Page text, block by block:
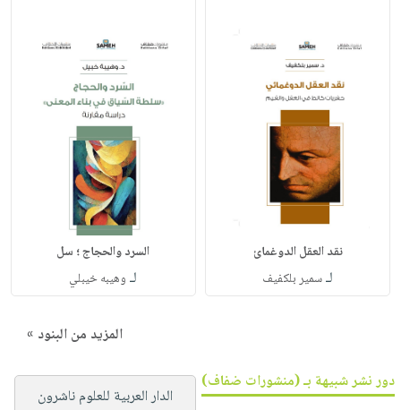
نقد العقل الدوغمائ
لـسمير بلكفيف
السرد والحجاج ؛ سل
لـ وهيبه خيبلي
المزيد من البنود »
دور نشر شبيهة بـ (منشورات ضفاف)
الدار العربية للعلوم ناشرون